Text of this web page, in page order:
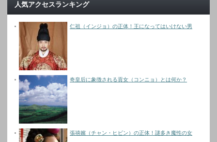
人気アクセスランキング
仁祖（インジョ）の正体！王になってはいけない男
奇皇后に象徴される貢女（コンニョ）とは何か？
張禧嬪（チャン・ヒビン）の正体！謎多き魔性の女